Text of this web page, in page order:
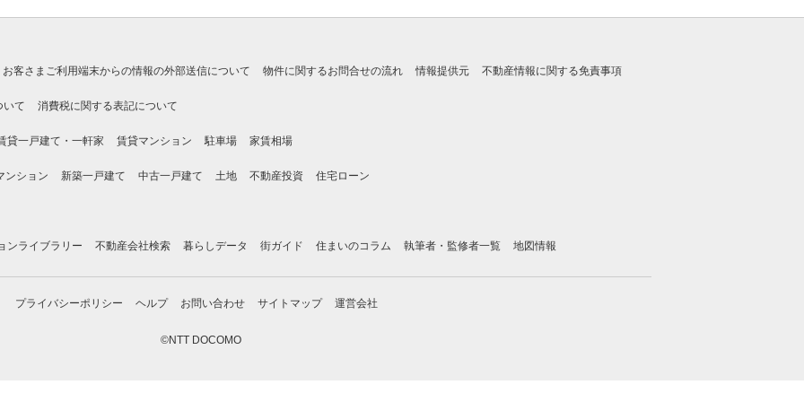
お客さまご利用端末からの情報の外部送信について 物件に関するお問合せの流れ 情報提供元 不動産情報に関する免責事項
いて 消費税に関する表記について
貸一戸建て・一軒家 賃貸マンション 駐車場 家賃相場
ンション 新築一戸建て 中古一戸建て 土地 不動産投資 住宅ローン
ンライブラリー 不動産会社検索 暮らしデータ 街ガイド 住まいのコラム 執筆者・監修者一覧 地図情報
プライバシーポリシー ヘルプ お問い合わせ サイトマップ 運営会社
©NTT DOCOMO